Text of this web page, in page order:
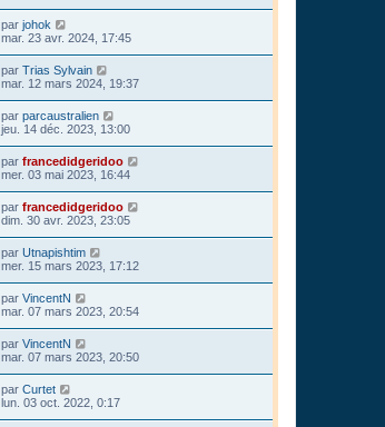
par johok
mar. 23 avr. 2024, 17:45
par Trias Sylvain
mar. 12 mars 2024, 19:37
par parcaustralien
jeu. 14 déc. 2023, 13:00
par francedidgeridoo
mer. 03 mai 2023, 16:44
par francedidgeridoo
dim. 30 avr. 2023, 23:05
par Utnapishtim
mer. 15 mars 2023, 17:12
par VincentN
mar. 07 mars 2023, 20:54
par VincentN
mar. 07 mars 2023, 20:50
par Curtet
lun. 03 oct. 2022, 0:17